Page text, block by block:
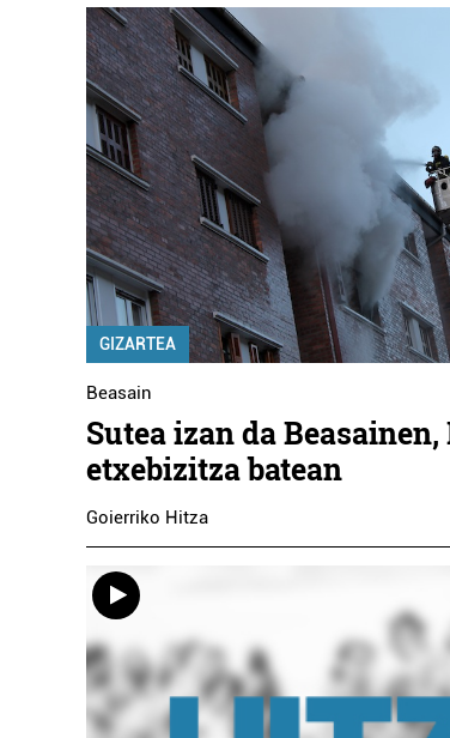
GIZARTEA
Beasain
Sutea izan da
etxebizitza batean
Goierriko Hitza